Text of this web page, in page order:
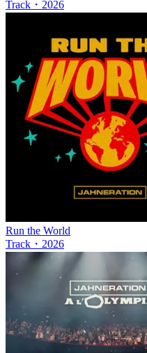
Track ・ 2026
Run the World
Track ・ 2026